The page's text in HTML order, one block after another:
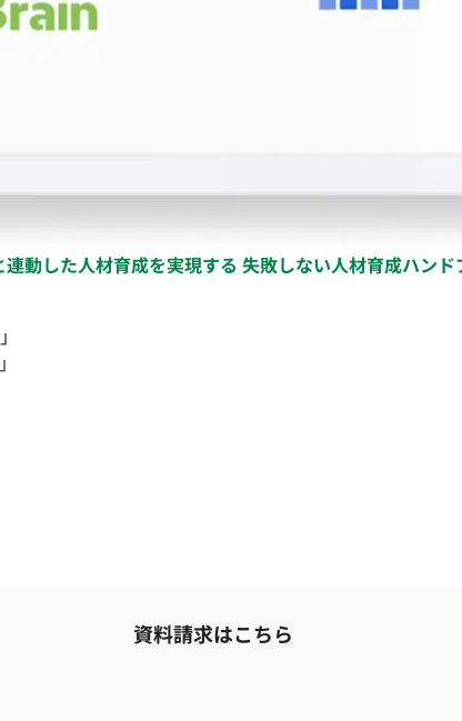
連動した人材育成を実現する 失敗しない人材育成ハンド
資料請求はこちら